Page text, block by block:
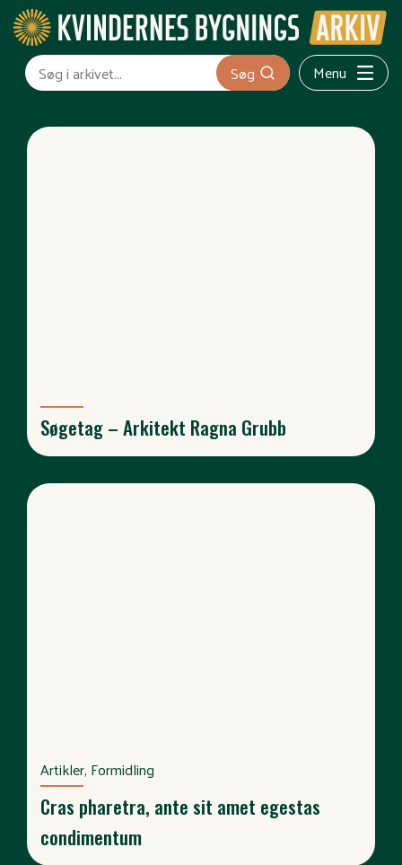
Søg Menu
Søgetag – Arkitekt Ragna Grubb
Artikler, Formidling
Cras pharetra, ante sit amet egestas
condimentum